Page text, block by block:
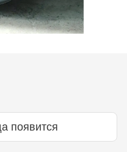
появится